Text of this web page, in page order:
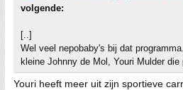
volgende:
[..]
Wel veel nepobaby's bij dat
kleine Johnny de Mol, Youri Mulder
Youri heeft meer uit zijn sportieve